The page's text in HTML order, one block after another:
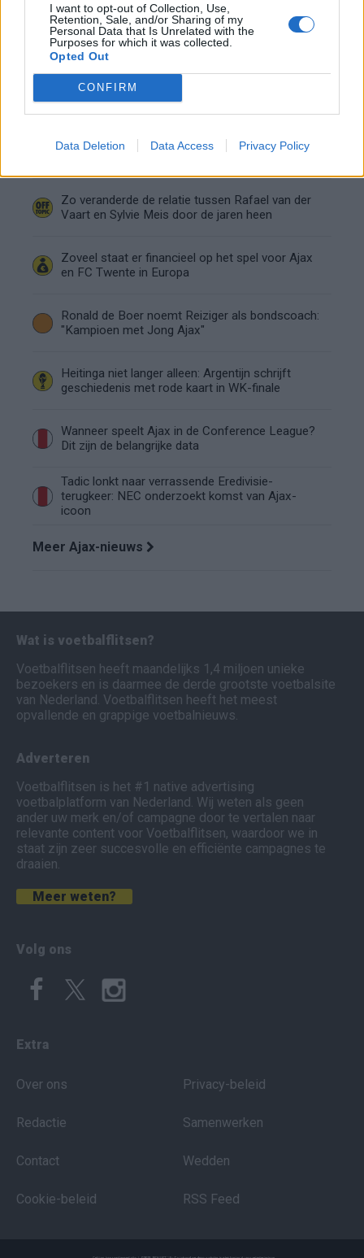
I want to opt-out of Collection, Use,
Retention, Sale, and/or Sharing of my
Personal Data that Is Unrelated with the
Purposes for which it was collected.
Opted Out
CONFIRM
Data Deletion Data Access Privacy Policy
Servische media vergelijken Ajax-talent Abdellah
Ouazane met Lionel Messi
Ajax zet grote stap richting volgende ronde na
ruime zege op Vojvodina
Dusan Tadic kijkt met bijzondere gevoelens naar
Ajax - Vojvodina
Zo veranderde de relatie tussen Rafael van der
Vaart en Sylvie Meis door de jaren heen
Zoveel staat er financieel op het spel voor Ajax
en FC Twente in Europa
Ronald de Boer noemt Reiziger als bondscoach:
"Kampioen met Jong Ajax"
Heitinga niet langer alleen: Argentijn schrijft
geschiedenis met rode kaart in WK-finale
Wanneer speelt Ajax in de Conference League?
Dit zijn de belangrijke data
Tadic lonkt naar verrassende Eredivisie-
terugkeer: NEC onderzoekt komst van Ajax-
icoon
Meer Ajax-nieuws
Wat is voetbalflitsen?
Voetbalflitsen heeft maandelijks 1,4 miljoen unieke
bezoekers en is daarmee de derde grootste voetbalsite
van Nederland. Voetbalflitsen heeft het meest
opvallende en grappige voetbalnieuws.
Adverteren
Voetbalflitsen is het #1 native advertising
voetbalplatform van Nederland. Wij weten als geen
ander uw merk en/of campagne door te vertalen naar
relevante content voor Voetbalflitsen, waardoor we in
staat zijn zeer succesvolle en efficiënte campagnes te
draaien.
Meer weten?
Volg ons
Extra
Over ons
Redactie
Contact
Cookie-beleid
Privacy-beleid
Samenwerken
Wedden
RSS Feed